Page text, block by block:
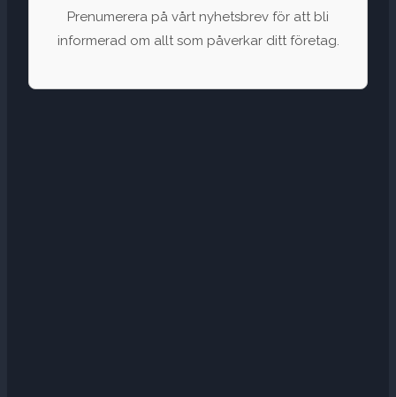
Prenumerera på vårt nyhetsbrev för att bli
informerad om allt som påverkar ditt företag.